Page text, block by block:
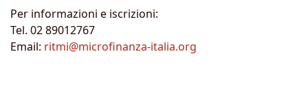
Per informazioni e iscrizioni:
Tel. 02 89012767
Email: ritmi@microfinanza-italia.org